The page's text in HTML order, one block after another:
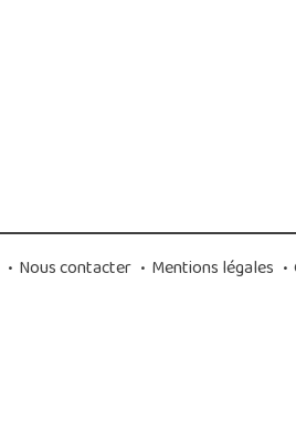
• Nous contacter • Mentions légales •